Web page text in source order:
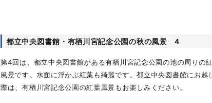
都立中央図書館・有栖川宮記念公園の秋の風景 4
第4回は、都立中央図書館がある有栖川宮記念公園の池の周りの
風景です。水面に浮かぶ紅葉も綺麗です。都立中央図書館にお越
際は、有栖川宮記念公園の紅葉風景もお楽しみください。